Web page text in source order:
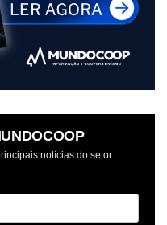
notícias do setor.